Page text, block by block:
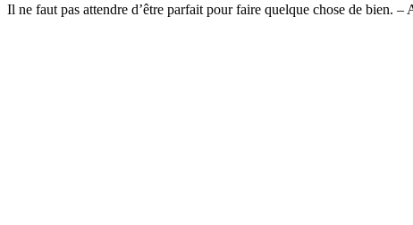
Il ne faut pas attendre d’être parfait pour faire quelque chose de